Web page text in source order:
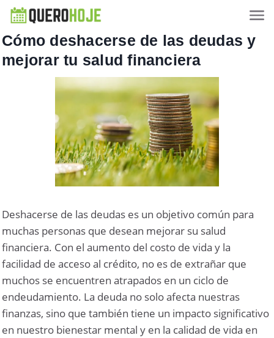
Cómo deshacerse de las deudas y
mejorar tu salud financiera
Deshacerse de las deudas es un objetivo común para
muchas personas que desean mejorar su salud
financiera. Con el aumento del costo de vida y la
facilidad de acceso al crédito, no es de extrañar que
muchos se encuentren atrapados en un ciclo de
endeudamiento. La deuda no solo afecta nuestras
finanzas, sino que también tiene un impacto significativo
en nuestro bienestar mental y en la calidad de vida en